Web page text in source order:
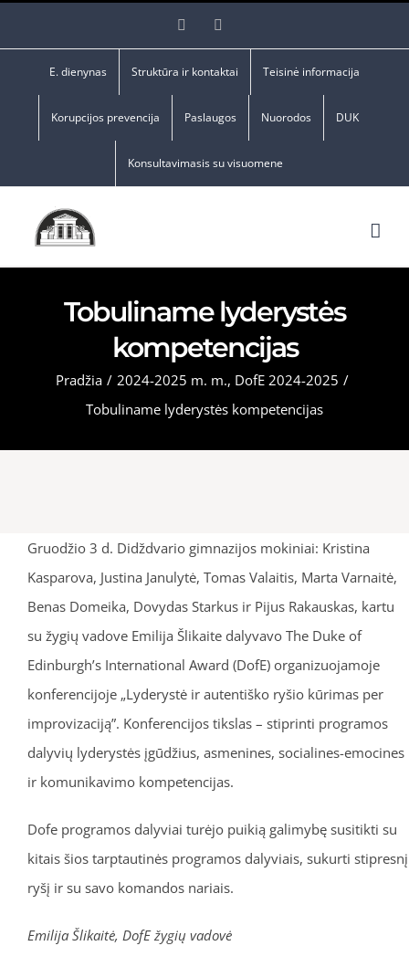
Facebook
E. dienynas Struktūra ir kontaktai Teisinė informacija
Korupcijos prevencija Paslaugos Nuorodos DUK
Konsultavimasis su visuomene
Tobuliname lyderystės
kompetencijas
Pradžia / 2024-2025 m. m., DofE 2024-2025 /
Tobuliname lyderystės kompetencijas
Gruodžio 3 d. Didždvario gimnazijos mokiniai: Kristina
Kasparova, Justina Janulytė, Tomas Valaitis, Marta Varnaitė,
Benas Domeika, Dovydas Starkus ir Pijus Rakauskas, kartu
su žygių vadove Emilija Šlikaite dalyvavo The Duke of
Edinburgh’s International Award (DofE) organizuojamoje
konferencijoje „Lyderystė ir autentiško ryšio kūrimas per
improvizaciją”. Konferencijos tikslas – stiprinti programos
dalyvių lyderystės įgūdžius, asmenines, socialines-emocines
ir komunikavimo kompetencijas.
Dofe programos dalyviai turėjo puikią galimybę susitikti su
kitais šios tarptautinės programos dalyviais, sukurti stipresnį
ryšį ir su savo komandos nariais.
Emilija Šlikaitė, DofE žygių vadovė